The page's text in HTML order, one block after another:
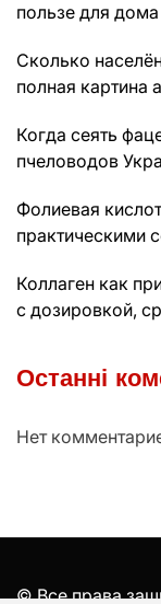
пользе для
Сколько
полная картина
Когда сеять
пчеловодов
Фолиевая
практическими
Коллаген как
с дозировкой,
Останні
Нет
© Все права